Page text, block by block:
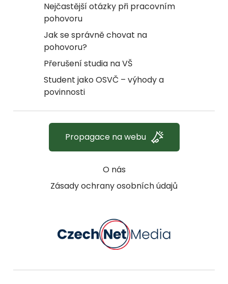
Nejčastější otázky při pracovním
pohovoru
Jak se správně chovat na
pohovoru?
Přerušení studia na VŠ
Student jako OSVČ – výhody a
povinnosti
O nás
Zásady ochrany osobních údajů
Propagace na webu